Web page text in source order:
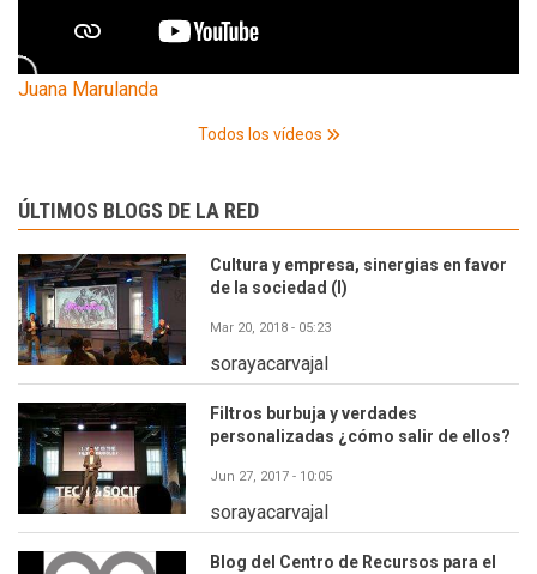
Juana Marulanda
Todos los vídeos
ÚLTIMOS BLOGS DE LA RED
Cultura y empresa, sinergias en favor
de la sociedad (I)
Mar 20, 2018 - 05:23
sorayacarvajal
Filtros burbuja y verdades
personalizadas ¿cómo salir de ellos?
Jun 27, 2017 - 10:05
sorayacarvajal
Blog del Centro de Recursos para el